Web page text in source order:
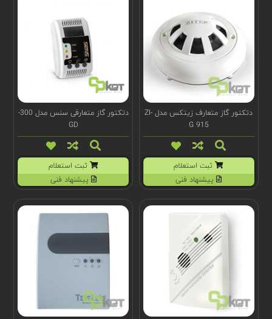
دتکتور گاز متعارف زیتکس مدل ZI-
G 915
ثبت استعلام
پیشنهاد فنی
دتکتور گاز متعارفی سنس مدل 300-
GD
ثبت استعلام
پیشنهاد فنی